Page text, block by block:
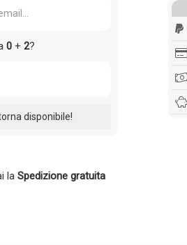
0+ 2?
la Spedizione gratuita